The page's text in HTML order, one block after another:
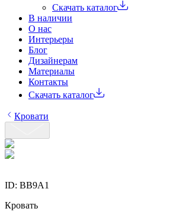
Скачать каталог
В наличии
О нас
Интерьеры
Блог
Дизайнерам
Материалы
Контакты
Скачать каталог
Кровати
ID: BB9A1
Кровать